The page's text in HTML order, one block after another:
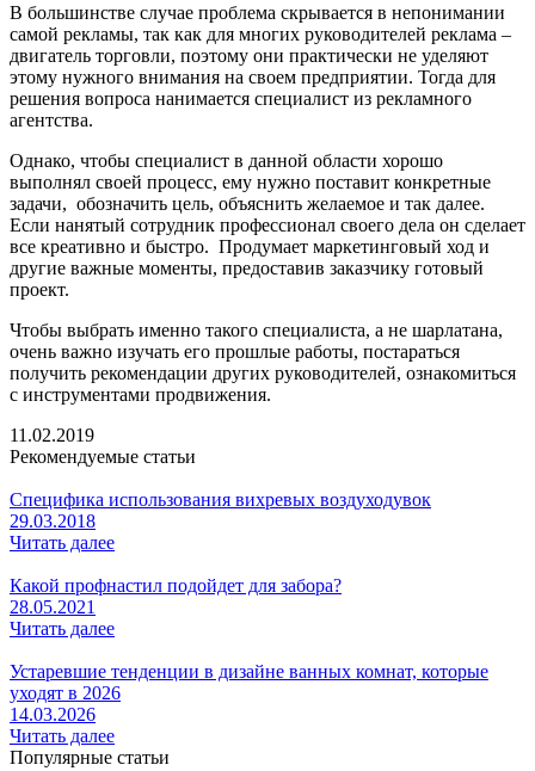
В большинстве случае проблема скрывается в непонимании
самой рекламы, так как для многих руководителей реклама –
двигатель торговли, поэтому они практически не уделяют
этому нужного внимания на своем предприятии. Тогда для
решения вопроса нанимается специалист из рекламного
агентства.
Однако, чтобы специалист в данной области хорошо
выполнял своей процесс, ему нужно поставит конкретные
задачи, обозначить цель, объяснить желаемое и так далее.
Если нанятый сотрудник профессионал своего дела он сделает
все креативно и быстро. Продумает маркетинговый ход и
другие важные моменты, предоставив заказчику готовый
проект.
Чтобы выбрать именно такого специалиста, а не шарлатана,
очень важно изучать его прошлые работы, постараться
получить рекомендации других руководителей, ознакомиться
с инструментами продвижения.
11.02.2019
Рекомендуемые статьи
Специфика использования вихревых воздуходувок
29.03.2018
Читать далее
Какой профнастил подойдет для забора?
28.05.2021
Читать далее
Устаревшие тенденции в дизайне ванных комнат, которые
уходят в 2026
14.03.2026
Читать далее
Популярные статьи